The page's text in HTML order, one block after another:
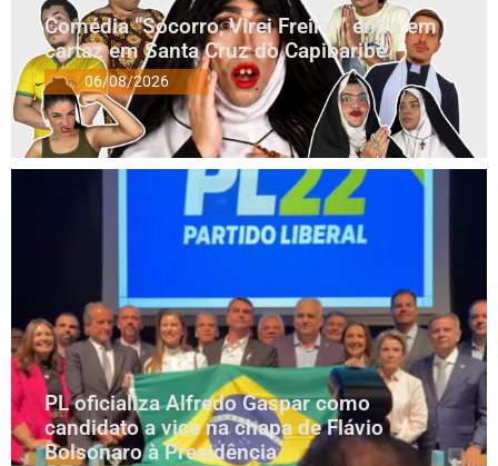
Comédia “Socorro, Virei Freira!” entra em
cartaz em Santa Cruz do Capibaribe
06/08/2026
PL oficializa Alfredo Gaspar como
candidato a vice na chapa de Flávio
Bolsonaro à Presidência